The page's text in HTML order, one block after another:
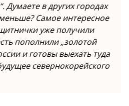
Думаете в других городах
Самое интересное
уже получили
пополнили „золотой
и готовы выехать туда
севернокорейского